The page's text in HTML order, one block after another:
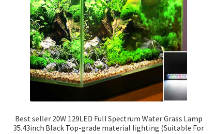
Best seller 20W 129LED Full Spectrum Water Grass Lamp
35.43inch Black Top-grade material lighting (Suitable For